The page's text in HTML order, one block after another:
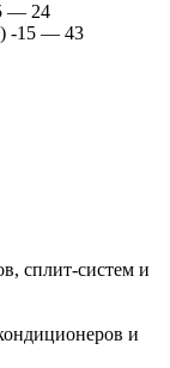
— 24
-15 — 43
сплит-систем и
и